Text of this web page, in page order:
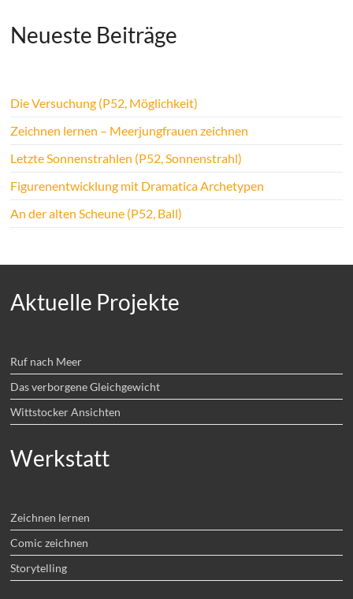
Neueste Beiträge
Die Versuchung (P52, Möglichkeit)
Zeichnen lernen – Meerjungfrauen zeichnen
Letzte Sonnenstrahlen (P52, Sonnenstrahl)
Figurenentwicklung mit Dramatica Archetypen
An der alten Scheune (P52, Ball)
Aktuelle Projekte
Ruf nach Meer
Das verborgene Gleichgewicht
Wittstocker Ansichten
Werkstatt
Zeichnen lernen
Comic zeichnen
Storytelling